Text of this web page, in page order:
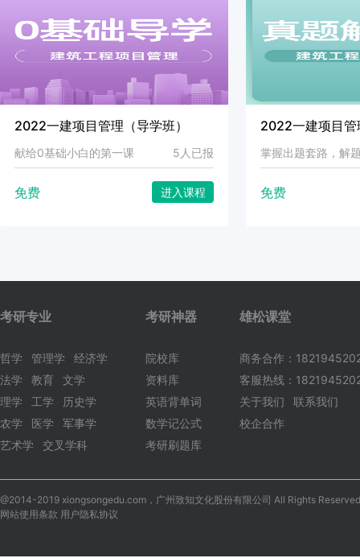
2022一建项目管理（导学班）
献给0基础小白的第一课 5人已报
免费 进入课程
2022一建项目
掌握出题套路，解
免费
考研专业
哲学 管理学
经济学
法学
教育
文学
理学
工学
历史学
农学
医学
军事学
艺术学
交叉学科
考研神器
院校库
资料库
英语背单词
数学记公式
考研刷题库
雄松课堂
商务合作：
客服热线：
关于我们
联系我们
校企合作
@2014-2019 xiongsongedu.com，广州致知文化股份有限公司 All Rights
网站使用条款 用户隐私协议